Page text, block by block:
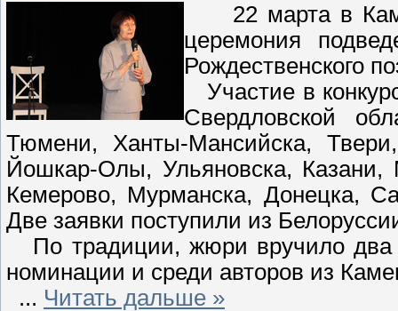
22 марта в
церемония
Рождественского
Участие в
Свердловской
Тюмени, Ханты-Мансийска,
Йошкар-Олы, Ульяновска, Казани,
Кемерово, Мурманска, Донецка,
Две заявки поступили из
По традиции, жюри вручило два
номинации и среди авторов из
... Читать дальше »